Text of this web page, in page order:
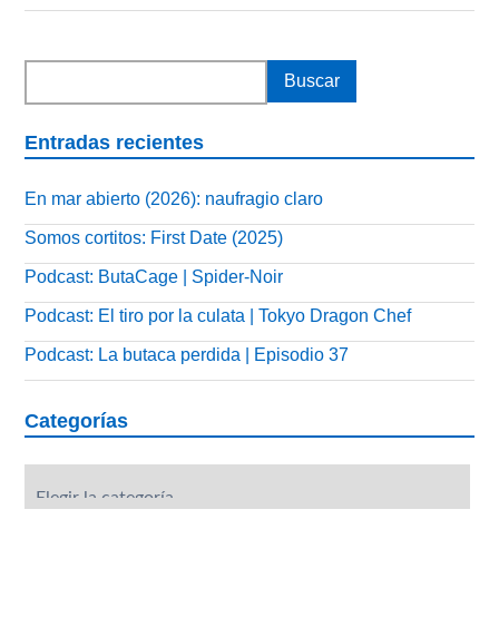
Entradas recientes
En mar abierto (2026): naufragio claro
Somos cortitos: First Date (2025)
Podcast: ButaCage | Spider-Noir
Podcast: El tiro por la culata | Tokyo Dragon Chef
Podcast: La butaca perdida | Episodio 37
Categorías